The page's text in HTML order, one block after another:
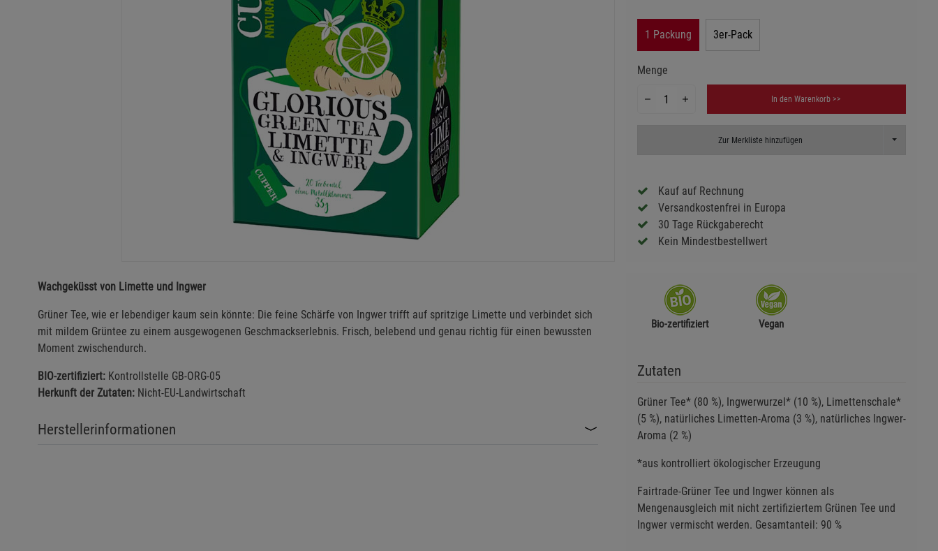
1 Packung 3er-Pack
Menge
In den Warenkorb >>
Zur Merkliste hinzufügen Toggle
Kauf auf Rechnung
Versandkostenfrei in Europa
30 Tage Rückgaberecht
Kein Mindestbestellwert
Wachgeküsst von Limette und Ingwer
Grüner Tee, wie er lebendiger kaum sein könnte: Die feine Schärfe von Ingwer trifft auf spritzige Limette und verbindet sich
mit mildem Grüntee zu einem ausgewogenen Geschmackserlebnis. Frisch, belebend und genau richtig für einen bewussten
Moment zwischendurch.
BIO-zertifiziert: Kontrollstelle GB-ORG-05
Herkunft der Zutaten: Nicht-EU-Landwirtschaft
Herstellerinformationen
Bio-zertifiziert Vegan
Zutaten
Grüner Tee* (80 %), Ingwerwurzel* (10 %), Limettenschale*
(5 %), natürliches Limetten-Aroma (3 %), natürliches Ingwer-
Aroma (2 %)
*aus kontrolliert ökologischer Erzeugung
Fairtrade-Grüner Tee und Ingwer können als
Mengenausgleich mit nicht zertifiziertem Grünen Tee und
Ingwer vermischt werden. Gesamtanteil: 90 %